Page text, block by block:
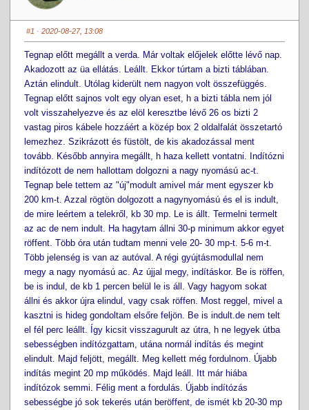
#1 · 2020-08-27, 13:08
Tegnap előtt megállt a verda. Már voltak előjelek előtte lévő nap.
Akadozott az üa ellátás. Leállt. Ekkor túrtam a bizti táblában.
Aztán elindult. Utólag kiderült nem nagyon volt összefüggés.
Tegnap előtt sajnos volt egy olyan eset, h a bizti tábla nem jól
volt visszahelyezve és az elöl keresztbe lévő 26 os bizti 2
vastag piros kábele hozzáért a közép box 2 oldalfalát összetartó
lemezhez. Szikrázott és füstölt, de kis akadozással ment
tovább. Később annyira megállt, h haza kellett vontatni. Indítózni
indítózott de nem hallottam dolgozni a nagy nyomású ac-t.
Tegnap bele tettem az "új"modult amivel már ment egyszer kb
200 km-t. Azzal rögtön dolgozott a nagynyomású és el is indult,
de mire leértem a telekről, kb 30 mp. Le is állt. Termelni termelt
az ac de nem indult. Ha hagytam állni 30-p minimum akkor egyet
röffent. Több óra után tudtam menni vele 20- 30 mp-t. 5-6 m-t.
Több jelenség is van az autóval. A régi gyújtásmodullal nem
megy a nagy nyomású ac. Az újjal megy, indításkor. Be is röffen,
be is indul, de kb 1 percen belül le is áll. Vagy hagyom sokat
állni és akkor újra elindul, vagy csak röffen. Most reggel, mivel a
kasztni is hideg gondoltam elsőre feljön. Be is indult.de nem telt
el fél perc leállt. Így kicsit visszagurult az útra, h ne legyek útba
sebességben indítózgattam, utána normál indítás és megint
elindult. Majd feljött, megállt. Meg kellett még fordulnom. Újabb
indítás megint 20 mp működés. Majd leáll. Itt már hiába
indítózok semmi. Félig ment a fordulás. Újabb indítózás
sebességbe jó sok tekerés után beröffent, de ismét kb 20-30 mp